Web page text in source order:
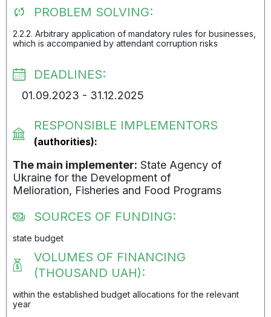
PROBLEM SOLVING:
2.2.2. Arbitrary application of mandatory rules for businesses,
which is accompanied by attendant corruption risks
DEADLINES:
01.09.2023 - 31.12.2025
RESPONSIBLE IMPLEMENTORS
(authorities):
The main implementer: State Agency of
Ukraine for the Development of
Melioration, Fisheries and Food Programs
SOURCES OF FUNDING:
state budget
VOLUMES OF FINANCING
(THOUSAND UAH):
within the established budget allocations for the relevant
year